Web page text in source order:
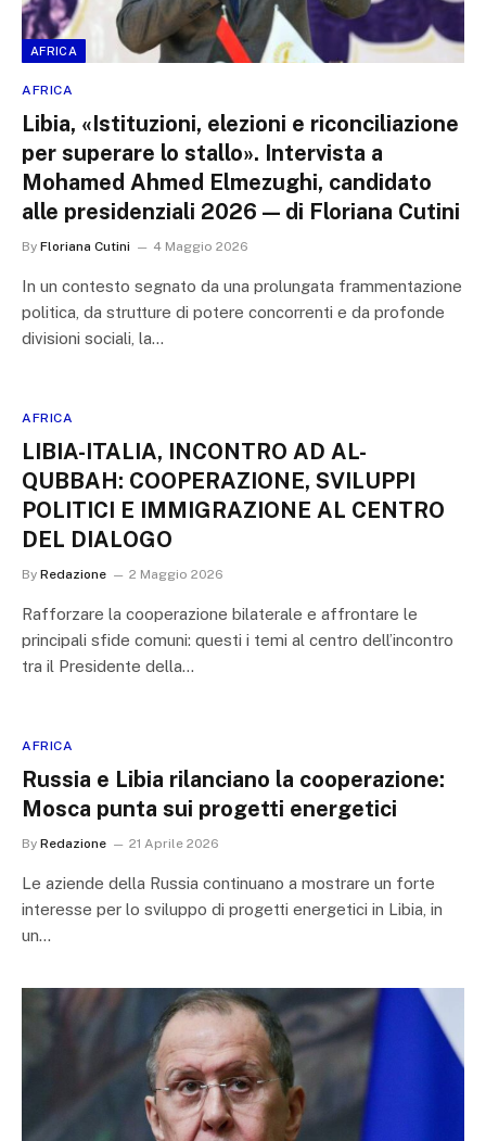
AFRICA
AFRICA
Libia, «Istituzioni, elezioni e riconciliazione
per superare lo stallo». Intervista a
Mohamed Ahmed Elmezughi, candidato
alle presidenziali 2026 — di Floriana Cutini
By Floriana Cutini 4 Maggio 2026
In un contesto segnato da una prolungata frammentazione
politica, da strutture di potere concorrenti e da profonde
divisioni sociali, la…
AFRICA
LIBIA-ITALIA, INCONTRO AD AL-
QUBBAH: COOPERAZIONE, SVILUPPI
POLITICI E IMMIGRAZIONE AL CENTRO
DEL DIALOGO
By Redazione 2 Maggio 2026
Rafforzare la cooperazione bilaterale e affrontare le
principali sfide comuni: questi i temi al centro dell’incontro
tra il Presidente della…
AFRICA
Russia e Libia rilanciano la cooperazione:
Mosca punta sui progetti energetici
By Redazione 21 Aprile 2026
Le aziende della Russia continuano a mostrare un forte
interesse per lo sviluppo di progetti energetici in Libia, in
un…